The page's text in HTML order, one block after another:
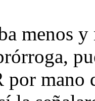
menos
mano